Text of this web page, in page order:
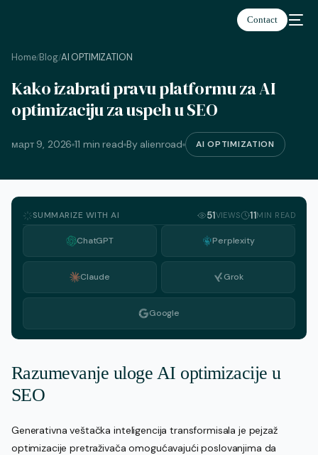
Contact
Home/Blog/AI OPTIMIZATION
Kako izabrati pravu platformu za AI
optimizaciju za uspeh u SEO
март 9, 2026 11 min read By alienroad AI OPTIMIZATION
SUMMARIZE WITH AI 51VIEWS 11MIN READ
ChatGPT Perplexity
Claude Grok
Google
Razumevanje uloge AI optimizacije u
SEO
Generativna veštačka inteligencija transformisala je pejzaž
optimizacije pretraživača omogućavajući poslovanjima da
српски